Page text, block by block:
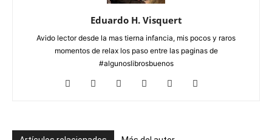
Eduardo H. Visquert
Avido lector desde la mas tierna infancia, mis pocos y raros
momentos de relax los paso entre las paginas de
#algunoslibrosbuenos